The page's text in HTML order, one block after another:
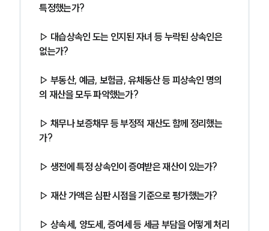
특정했는가?
▷ 대습상속인 도는 인지된 자녀 등 누락된 상속인은
없는가?
▷ 부동산, 예금, 보험금, 유체동산 등 피상속인 명의
의 재산을 모두 파악했는가?
▷ 채무나 보증채무 등 부정적 재산도 함께 정리했는
가?
▷ 생전에 특정 상속인이 증여받은 재산이 있는가?
▷ 재산 가액은 심판 시점을 기준으로 평가했는가?
▷ 상속세, 양도세, 증여세 등 세금 부담을 어떻게 처리